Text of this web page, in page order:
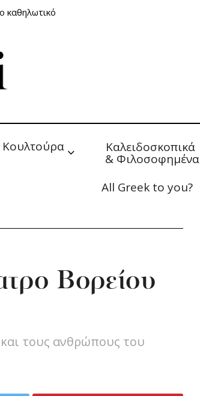
καθηλωτικό
Κουλτούρα Καλειδοσκοπικά
& Φιλοσοφημένα
All Greek to you?
Βορείου
τους ανθρώπους του